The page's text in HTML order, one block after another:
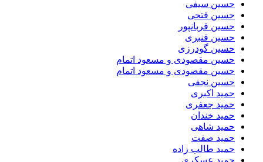
حسین سیفی
حسین فتحی
حسین قربانپور
حسین قنبری
حسین گودرزی
حسین مقصودى و مسعود اتمام
حسین مقصودی و مسعود اتمام
حسین نجفی
حمید اکبری
حمید جعفری
حمید خندان
حمید شاهی
حمید صفت
حمید طالب زاده
حمید عسکری